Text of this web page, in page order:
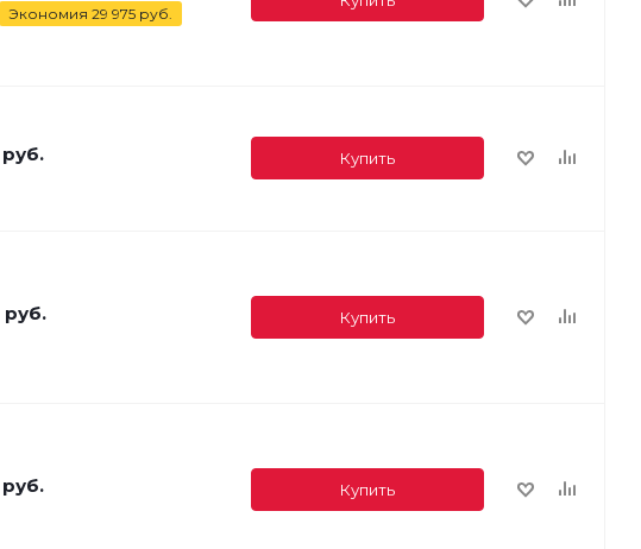
Экономия 29 975 руб.
руб. Купить
руб. Купить
руб. Купить